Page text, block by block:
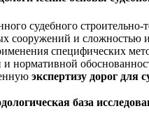
судебного
сооружений и сложностью
специфических
нормативной
экспертизу дорог для
база